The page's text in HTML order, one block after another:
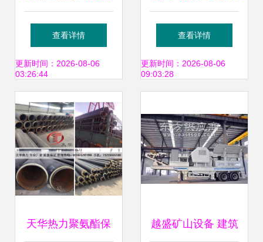
玻璃钢保温板设备
国家重点新产品引
领建筑材料革新
查看详情
更新时间：2026-08-06
03:26:44
煌六十三载，共享
大国重器智能科技
查看详情
更新时间：2026-08-06
09:03:28
天华热力聚氨酯保 越盛矿山设备 建筑